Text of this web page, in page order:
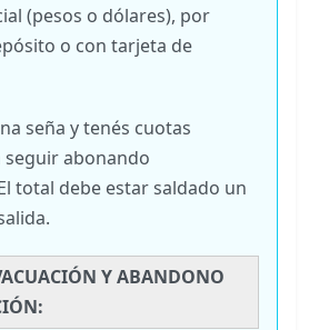
(pesos o dólares), por
o con tarjeta de
seña y tenés cuotas
abonando
total debe estar saldado un
Y ABANDONO